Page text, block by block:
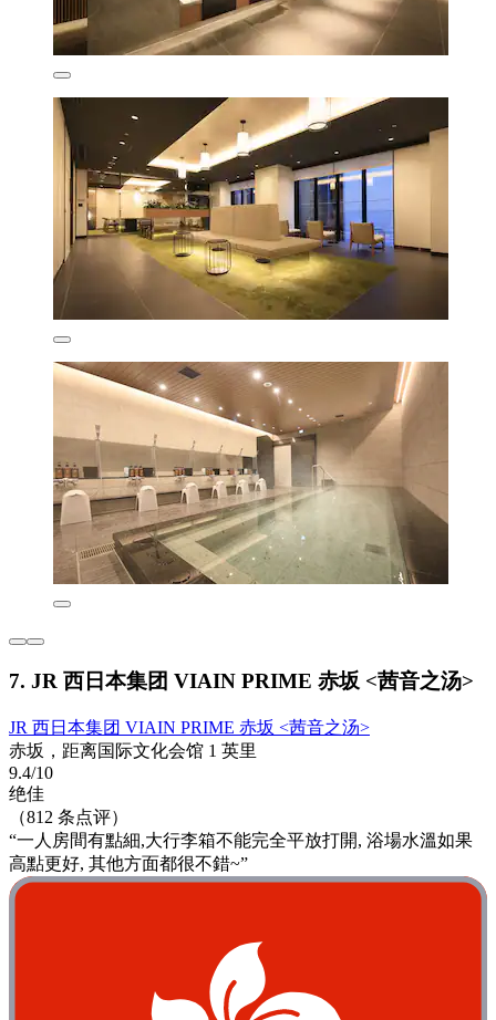
7. JR 西日本集团 VIAIN PRIME 赤坂 <茜音之汤>
JR 西日本集团 VIAIN PRIME 赤坂 <茜音之汤>
赤坂，距离国际文化会馆 1 英里
9.4/10
绝佳
（812 条点评）
“一人房間有點細,大行李箱不能完全平放打開, 浴場水溫如果
高點更好, 其他方面都很不錯~”